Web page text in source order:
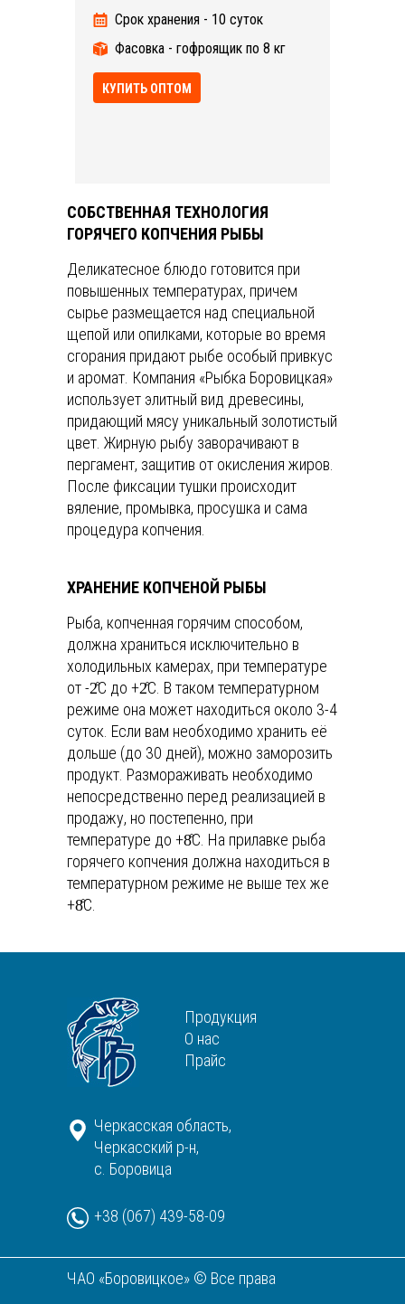
Срок хранения - 10 суток
Фасовка - гофроящик по 8 кг
КУПИТЬ ОПТОМ
СОБСТВЕННАЯ ТЕХНОЛОГИЯ
ГОРЯЧЕГО КОПЧЕНИЯ РЫБЫ
Деликатесное блюдо готовится при
повышенных температурах, причем
сырье размещается над специальной
щепой или опилками, которые во время
сгорания придают рыбе особый привкус
и аромат. Компания «Рыбка Боровицкая»
использует элитный вид древесины,
придающий мясу уникальный золотистый
цвет. Жирную рыбу заворачивают в
пергамент, защитив от окисления жиров.
После фиксации тушки происходит
вяление, промывка, просушка и сама
процедура копчения.
ХРАНЕНИЕ КОПЧЕНОЙ РЫБЫ
Рыба, копченная горячим способом,
должна храниться исключительно в
холодильных камерах, при температуре
от -2̊С до +2̊С. В таком температурном
режиме она может находиться около 3-4
суток. Если вам необходимо хранить её
дольше (до 30 дней), можно заморозить
продукт. Размораживать необходимо
непосредственно перед реализацией в
продажу, но постепенно, при
температуре до +8̊С. На прилавке рыба
горячего копчения должна находиться в
температурном режиме не выше тех же
+8̊С.
Продукция
О нас
Прайс
Черкасская область,
Черкасский р-н,
с. Боровица
+38 (067) 439-58-09
ЧАО «Боровицкое» © Все права